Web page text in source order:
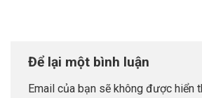
Để lại một bình luận
Email của bạn sẽ không được hiển